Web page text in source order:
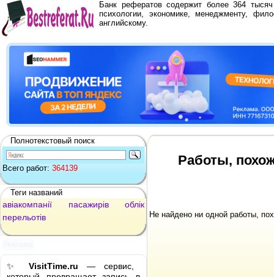
Банк рефератов содержит более 364
психологии, экономике, менеджменту,
английскому.
Полнотекстовый поиск
Всего работ: 364139
Теги названий
авіакомпанії пасажирів
облік
перельотів
✨ VisitTime.ru — сервис,
Работы,
Не найдено ни одной работы,